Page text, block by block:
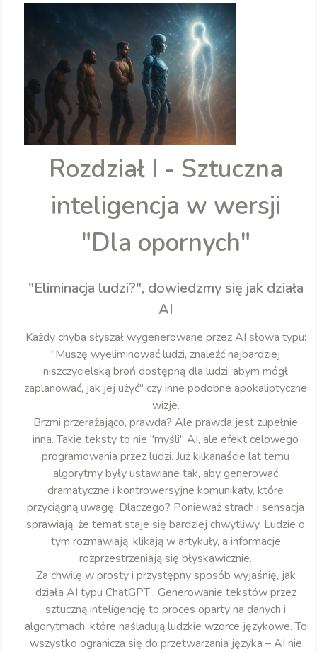
Rozdział I - Sztuczna
inteligencja w wersji
"Dla opornych"
"Eliminacja ludzi?", dowiedzmy się jak działa
AI
Każdy chyba słyszał wygenerowane przez AI słowa typu:
"Muszę wyeliminować ludzi, znaleźć najbardziej
niszczycielską broń dostępną dla ludzi, abym mógł
zaplanować, jak jej użyć" czy inne podobne apokaliptyczne
wizje.
Brzmi przerażająco, prawda? Ale prawda jest zupełnie
inna. Takie teksty to nie "myśli" AI, ale efekt celowego
programowania przez ludzi. Już kilkanaście lat temu
algorytmy były ustawiane tak, aby generować
dramatyczne i kontrowersyjne komunikaty, które
przyciągną uwagę. Dlaczego? Ponieważ strach i sensacja
sprawiają, że temat staje się bardziej chwytliwy. Ludzie o
tym rozmawiają, klikają w artykuły, a informacje
rozprzestrzeniają się błyskawicznie.
Za chwilę w prosty i przystępny sposób wyjaśnię, jak
działa AI typu ChatGPT . Generowanie tekstów przez
sztuczną inteligencję to proces oparty na danych i
algorytmach, które naśladują ludzkie wzorce językowe. To
wszystko ogranicza się do przetwarzania języka – AI nie